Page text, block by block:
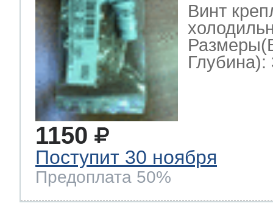
Винт
Глубина):
1150
Поступит 30 ноября
Предоплата 50%